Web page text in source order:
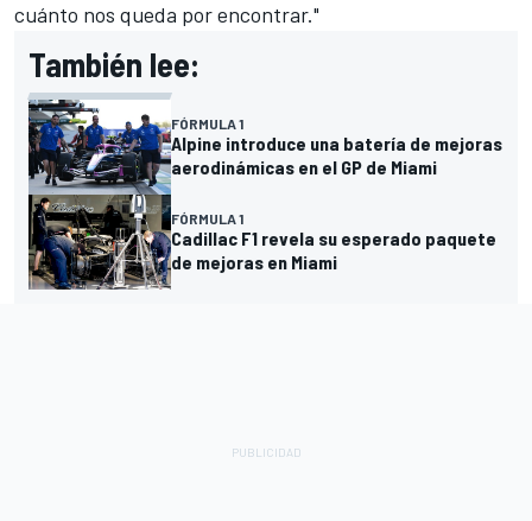
cuánto nos queda por encontrar."
También lee:
FÓRMULA 1
Alpine introduce una batería de mejoras
aerodinámicas en el GP de Miami
FÓRMULA 1
Cadillac F1 revela su esperado paquete
de mejoras en Miami